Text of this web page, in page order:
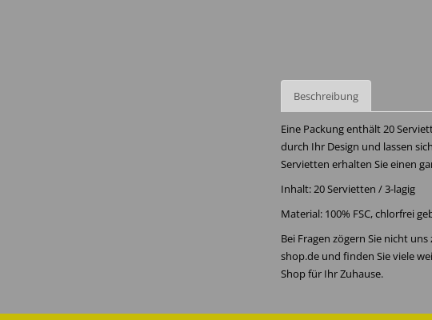
Beschreibung
Eine Packung enthält 20
durch Ihr Design und lassen
Servietten erhalten Sie einen
Inhalt: 20 Servietten / 3-lagig
Material: 100% FSC, chlorfrei
Bei Fragen zögern Sie nicht
shop.de und finden Sie viele
Shop für Ihr Zuhause.